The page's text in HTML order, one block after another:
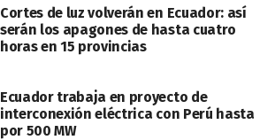
Cortes de luz volverán en Ecuador: así
serán los apagones de hasta cuatro
horas en 15 provincias
Ecuador trabaja en proyecto de
interconexión eléctrica con Perú hasta
por 500 MW